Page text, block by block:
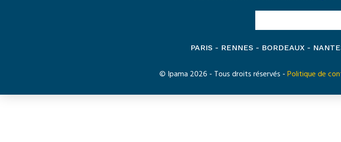
PARIS - RENNES - BORDEAUX -
© Ipama 2026 - Tous droits réservés - Politique de